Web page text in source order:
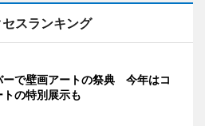
スランキング
ーで壁画アートの祭典 今年はコ
トの特別展示も